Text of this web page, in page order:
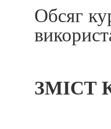
Обсяг
ЗМІСТ